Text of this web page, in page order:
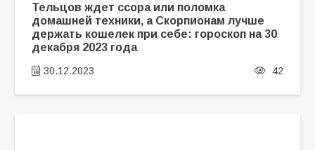
Тельцов ждет ссора или поломка
домашней техники, а Скорпионам лучше
держать кошелек при себе: гороскоп на 30
декабря 2023 года
30.12.2023 42